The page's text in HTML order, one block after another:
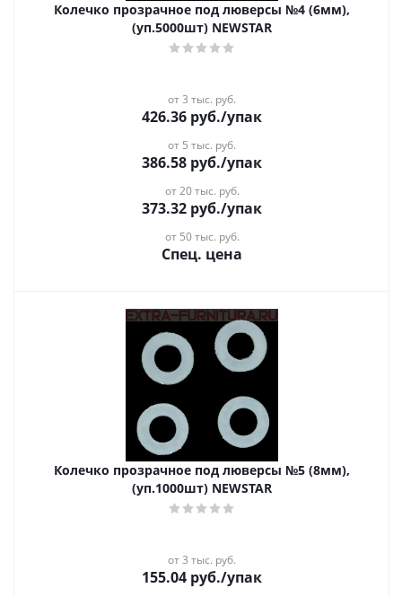
Колечко прозрачное под люверсы №4 (6мм),
(уп.5000шт) NEWSTAR
от 3 тыс. руб.
426.36 руб./упак
от 5 тыс. руб.
386.58 руб./упак
от 20 тыс. руб.
373.32 руб./упак
от 50 тыс. руб.
Спец. цена
Колечко прозрачное под люверсы №5 (8мм),
(уп.1000шт) NEWSTAR
от 3 тыс. руб.
155.04 руб./упак